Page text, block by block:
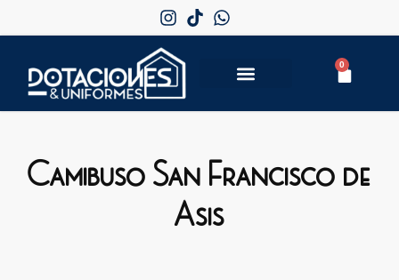
0
Camibuso San Francisco de
Asis